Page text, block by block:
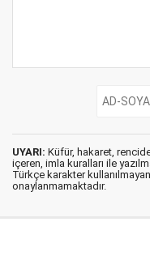
UYARI: Küfür, hakaret,
içeren, imla kuralları ile
Türkçe karakter
onaylanmamaktadır.